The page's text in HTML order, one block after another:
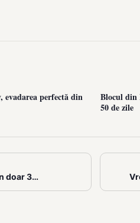
evadarea perfectă din
Blocul din
50 de zile
doar 3…